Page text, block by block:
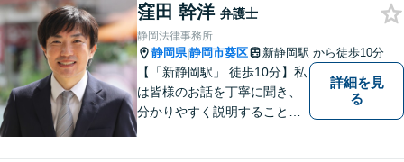
す。法人・個人事業主の事業
再建・債務整理の問題解決に
自信があります。
窪田 幹洋 弁護士
静岡法律事務所
静岡県|静岡市葵区 新静岡駅 から徒歩10分
【「新静岡駅」 徒歩10分】私
は皆様のお話を丁寧に聞き、
分かりやすく説明することを
詳細を見
る